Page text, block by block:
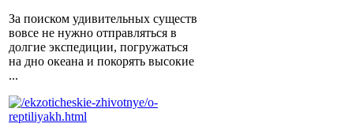
За поиском удивительных существ
вовсе не нужно отправляться в
долгие экспедиции, погружаться
на дно океана и покорять высокие
...